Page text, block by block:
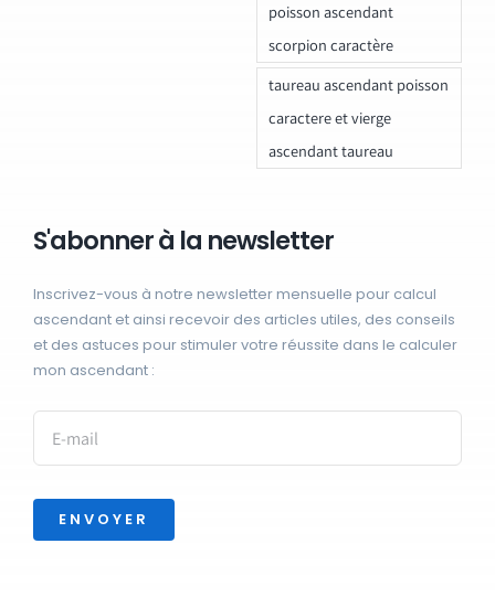
poisson ascendant
scorpion caractère
taureau ascendant poisson
caractere et vierge
ascendant taureau
S'abonner à la newsletter
Inscrivez-vous à notre newsletter mensuelle pour calcul
ascendant et ainsi recevoir des articles utiles, des conseils
et des astuces pour stimuler votre réussite dans le calculer
mon ascendant :
ENVOYER